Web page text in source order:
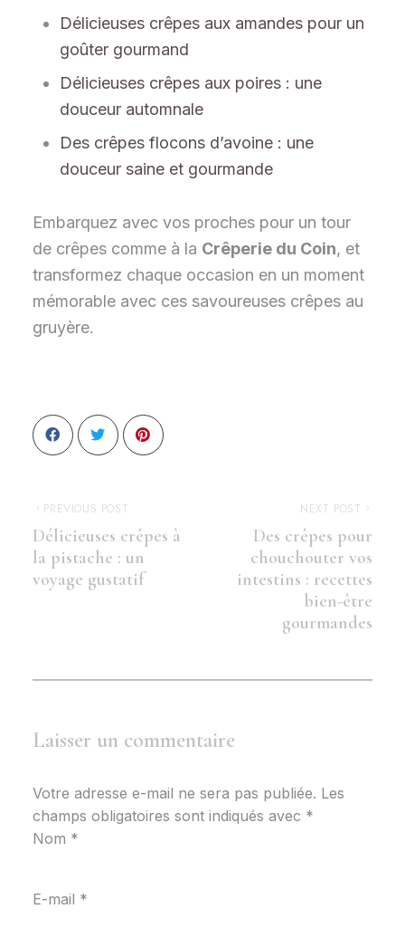
Délicieuses crêpes aux amandes pour un
goûter gourmand
Délicieuses crêpes aux poires : une
douceur automnale
Des crêpes flocons d’avoine : une
douceur saine et gourmande
Embarquez avec vos proches pour un tour
de crêpes comme à la Crêperie du Coin, et
transformez chaque occasion en un moment
mémorable avec ces savoureuses crêpes au
gruyère.
PREVIOUS POST
Délicieuses crêpes à
la pistache : un
voyage gustatif
NEXT POST
Des crêpes pour
chouchouter vos
intestins : recettes
bien-être
gourmandes
Laisser un commentaire
Votre adresse e-mail ne sera pas publiée. Les
champs obligatoires sont indiqués avec *
Nom *
E-mail *